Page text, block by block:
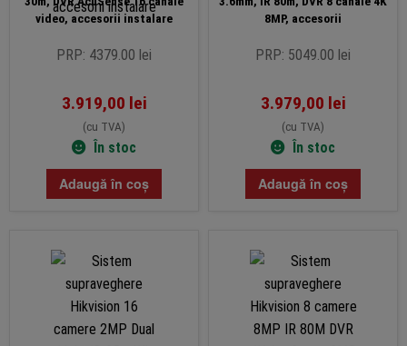
video, accesorii instalare
PRP: 4379.00 lei
3.919,00 lei
(cu TVA)
În stoc
Adaugă în coș
8MP, accesorii
PRP: 5049.00 lei
3.979,00 lei
(cu TVA)
În stoc
Adaugă în coș